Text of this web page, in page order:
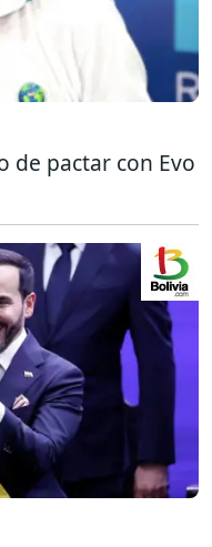
de pactar con Evo